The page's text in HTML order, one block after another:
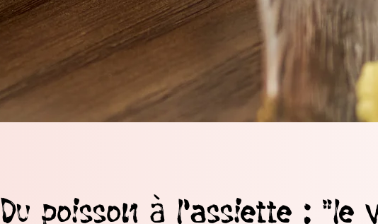
Du poisson à l'assiette : "le